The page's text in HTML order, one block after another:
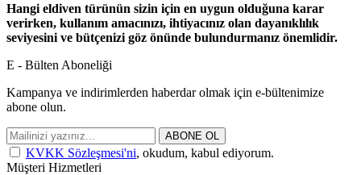
Hangi eldiven türünün sizin için en uygun olduğuna karar
verirken, kullanım amacınızı, ihtiyacınız olan dayanıklılık
seviyesini ve bütçenizi göz önünde bulundurmanız önemlidir.
E - Bülten Aboneliği
Kampanya ve indirimlerden haberdar olmak için e-bültenimize
abone olun.
ABONE OL
KVKK Sözleşmesi'ni, okudum, kabul ediyorum.
Müşteri Hizmetleri